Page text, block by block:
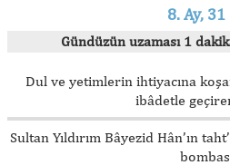
8. Ay,
Gündüzün uzaması 1
Dul ve yetimlerin ihtiyacına
ibâdetle
Sultan Yıldırım Bâyezid Hân’ın